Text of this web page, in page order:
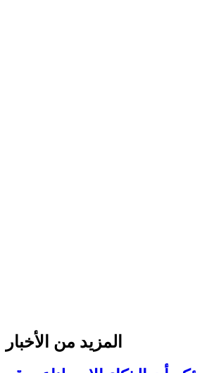
المزيد من الأخبار